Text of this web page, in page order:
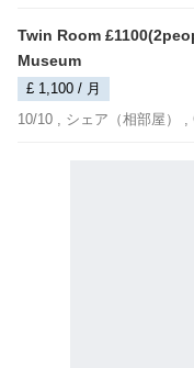
Twin Room
Museum
£ 1,100 / 月
10/10 , シェア（相部屋） ,